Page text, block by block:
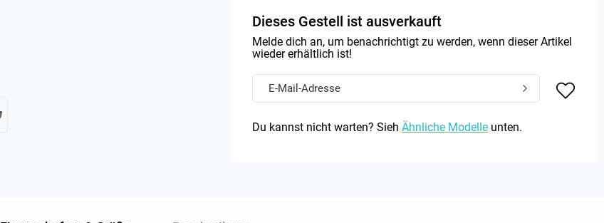
Dieses Gestell ist ausverkauft
Melde dich an, um benachrichtigt zu werden, wenn dieser Artikel
wieder erhältlich ist!
Du kannst nicht warten? Sieh Ähnliche Modelle unten.